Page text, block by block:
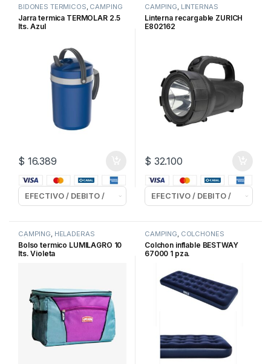
BIDONES TERMICOS, CAMPING
Jarra termica TERMOLAR 2.5
lts. Azul
$ 16.389
CAMPING, LINTERNAS
Linterna recargable ZURICH
E802162
$ 32.100
CAMPING, HELADERAS
P/CAMPING
Bolso termico LUMILAGRO 10
lts. Violeta
CAMPING, COLCHONES
INFLABLES
Colchon inflable BESTWAY
67000 1 pza.